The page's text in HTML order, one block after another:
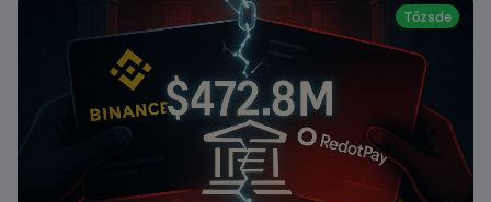
Tőzsde